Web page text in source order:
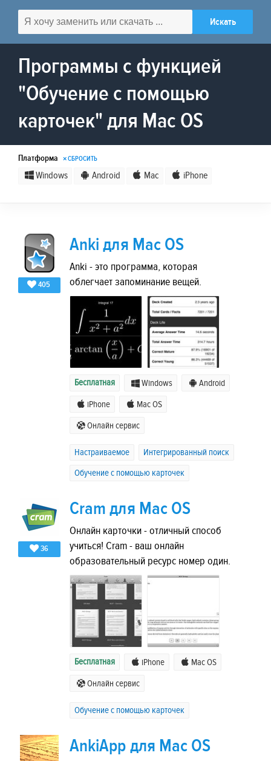
Программы с функцией
"Обучение с помощью
карточек" для Mac OS
Платформа × СБРОСИТЬ
Windows Android Mac iPhone
405
Anki для Mac OS
Anki - это программа, которая
облегчает запоминание вещей.
Бесплатная Windows Android
iPhone Mac OS
Онлайн сервис
Настраиваемое
Интегрированный поиск
Обучение с помощью карточек
36
Cram для Mac OS
Онлайн карточки - отличный способ
учиться! Cram - ваш онлайн
образовательный ресурс номер один.
Бесплатная iPhone Mac OS
Онлайн сервис
Обучение с помощью карточек
AnkiApp для Mac OS